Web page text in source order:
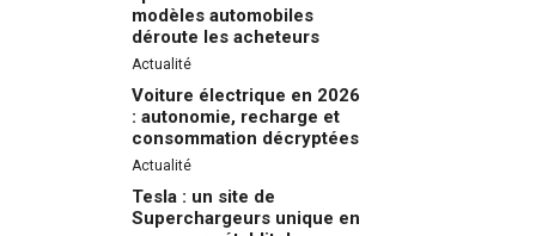
modèles automobiles
déroute les acheteurs
Actualité
Voiture électrique en 2026
: autonomie, recharge et
consommation décryptées
Actualité
Tesla : un site de
Superchargeurs unique en